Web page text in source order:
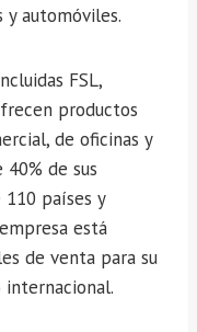
automóviles.
FSL,
productos
de oficinas y
de sus
países y
está
de venta para su
internacional.